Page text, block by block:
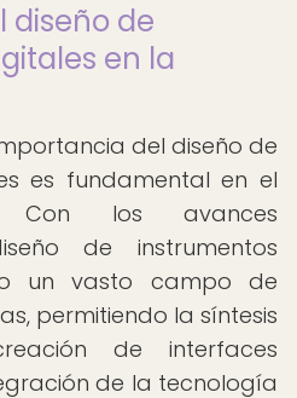
diseño de
en la
del diseño de
es fundamental en el
Con los avances
de instrumentos
un vasto campo de
permitiendo la síntesis
de interfaces
de la tecnología